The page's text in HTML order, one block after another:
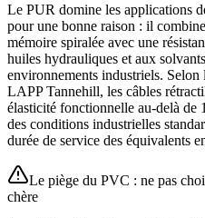
Le PUR domine les applications
pour une bonne raison : il
mémoire spiralée avec une
huiles hydrauliques et aux
environnements industriels.
LAPP Tannehill, les câbles
élasticité fonctionnelle au-delà de
des conditions industrielles
durée de service des équivalents
Le piège du PVC : ne pas
chère